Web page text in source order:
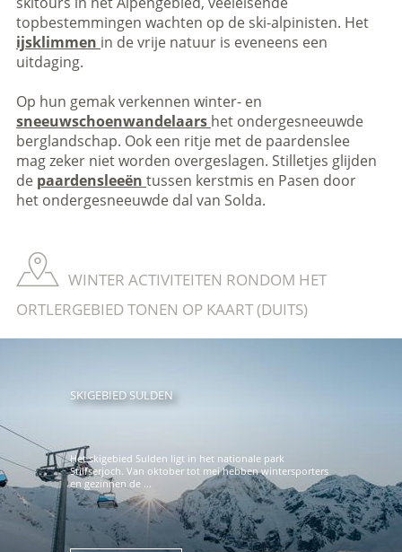
topbestemmingen wachten op de ski-alpinisten. Het
ijsklimmen in de vrije natuur is eveneens een
uitdaging.
Op hun gemak verkennen winter- en
sneeuwschoenwandelaars het ondergesneeuwde
berglandschap. Ook een ritje met de paardenslee
mag zeker niet worden overgeslagen. Stilletjes glijden
de paardensleeën tussen kerstmis en Pasen door
het ondergesneeuwde dal van Solda.
WINTER ACTIVITEITEN RONDOM HET
ORTLERGEBIED TONEN OP KAART (DUITS)
SKIGEBIED SULDEN
Het skigebied Sulden ligt in het nationale park
Stilfserjoch. Van oktober tot mei hebben wintersporters
en gezinnen de ...